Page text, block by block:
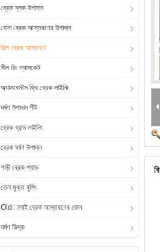
ব্রেক ব্লক উপাদান
বোনা ব্রেক আস্তরণের উপাদান
শিল্প ব্রেক আস্তরণ
সীল রিং গ্যাসকেট
অ্যাসবেস্টস ফ্রি ব্রেক লাইনিং
ঘর্ষণ উপাদান শীট
ব্রেক ব্যান্ড লাইনিং
ব্রেক ঘর্ষণ উপাদান
গাড়ী ব্রেক প্যাড
তেল মুক্ত বুশিং
Oldালাই ব্রেক আস্তরণের রোল
ঘর্ষণ ডিস্ক